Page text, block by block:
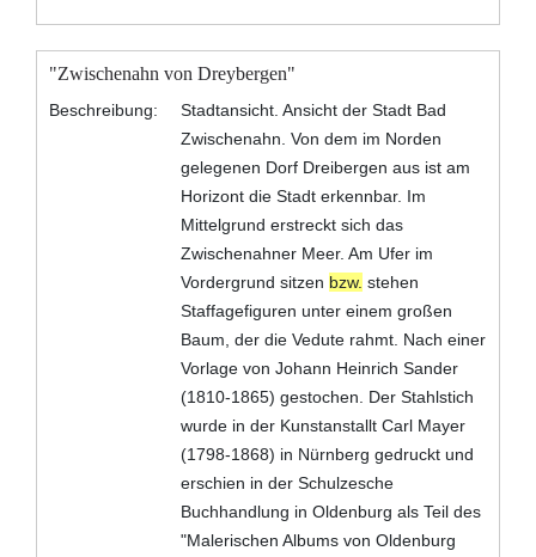
"Zwischenahn von Dreybergen"
Beschreibung:
Stadtansicht. Ansicht der Stadt Bad
Zwischenahn. Von dem im Norden
gelegenen Dorf Dreibergen aus ist am
Horizont die Stadt erkennbar. Im
Mittelgrund erstreckt sich das
Zwischenahner Meer. Am Ufer im
Vordergrund sitzen bzw. stehen
Staffagefiguren unter einem großen
Baum, der die Vedute rahmt. Nach einer
Vorlage von Johann Heinrich Sander
(1810-1865) gestochen. Der Stahlstich
wurde in der Kunstanstallt Carl Mayer
(1798-1868) in Nürnberg gedruckt und
erschien in der Schulzesche
Buchhandlung in Oldenburg als Teil des
"Malerischen Albums von Oldenburg